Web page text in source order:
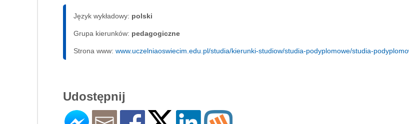
Język wykładowy: polski
Grupa kierunków: pedagogiczne
Strona www: www.uczelniaoswiecim.edu.pl/studia/kierunki-studiow/studia-podyplomowe/studia-
Udostępnij